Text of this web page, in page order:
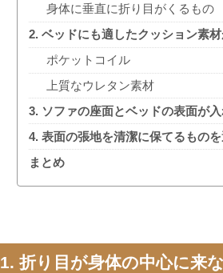
身体に垂直に折り目がくるもの
2. ベッドにも適したクッション素
ポケットコイル
上質なウレタン素材
3. ソファの座面とベッドの表面が
4. 表面の張地を清潔に保てるもの
まとめ
1. 折り目が身体の中心に来